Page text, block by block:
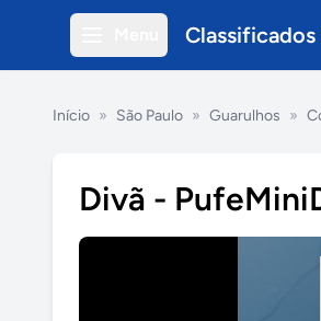
Classificados
Início » São Paulo » Guarulhos »
Divã -